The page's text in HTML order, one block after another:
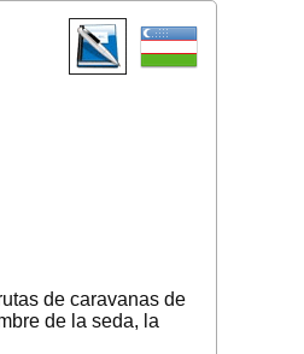
de caravanas de
de la seda, la